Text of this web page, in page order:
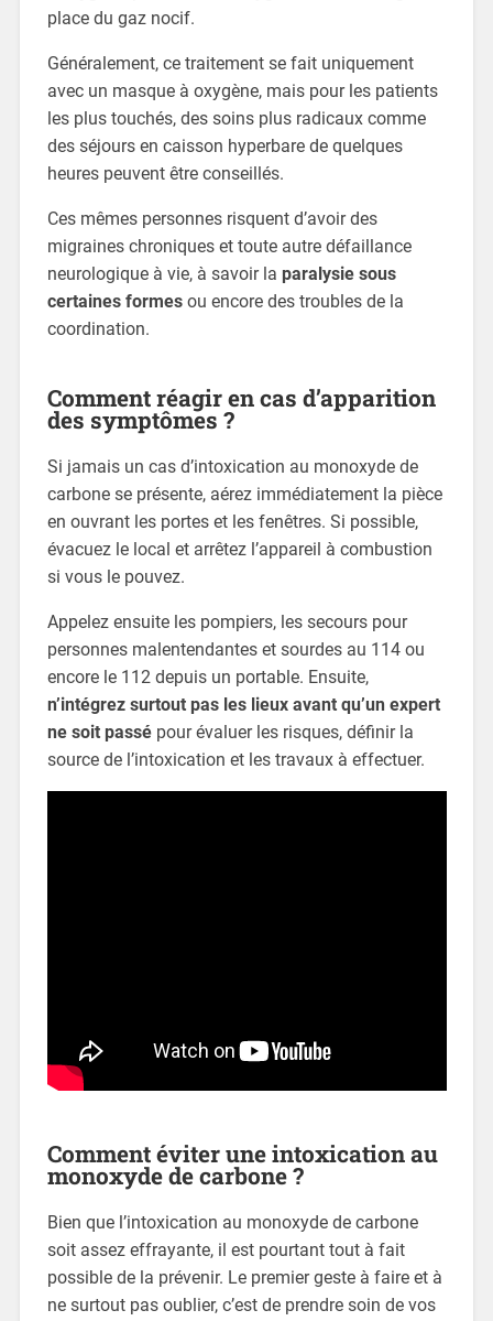
place du gaz nocif.
Généralement, ce traitement se fait uniquement
avec un masque à oxygène, mais pour les patients
les plus touchés, des soins plus radicaux comme
des séjours en caisson hyperbare de quelques
heures peuvent être conseillés.
Ces mêmes personnes risquent d’avoir des
migraines chroniques et toute autre défaillance
neurologique à vie, à savoir la paralysie sous
certaines formesou encore des troubles de la
coordination.
Comment réagir en cas d’apparition
des symptômes ?
Si jamais un cas d’intoxication au monoxyde de
carbone se présente, aérez immédiatement la pièce
en ouvrant les portes et les fenêtres. Si possible,
évacuez le local et arrêtez l’appareil à combustion
si vous le pouvez.
Appelez ensuite les pompiers, les secours pour
personnes malentendantes et sourdes au 114 ou
encore le 112 depuis un portable. Ensuite,
n’intégrez surtout pas les lieux avant qu’un expert
ne soit passépour évaluer les risques, définir la
source de l’intoxication et les travaux à effectuer.
Comment éviter une intoxication au
monoxyde de carbone ?
Bien que l’intoxication au monoxyde de carbone
soit assez effrayante, il est pourtant tout à fait
possible de la prévenir. Le premier geste à faire et à
ne surtout pas oublier, c’est de prendre soin de vos